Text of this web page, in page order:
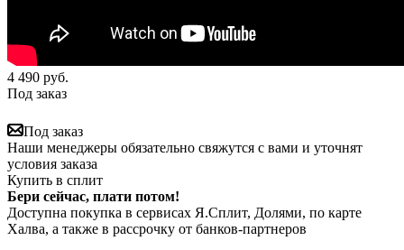
4 490 руб.
Под заказ
Под заказ
Наши менеджеры обязательно свяжутся с вами и уточнят
условия заказа
Купить в сплит
Бери сейчас, плати потом!
Доступна покупка в сервисах Я.Сплит, Долями, по карте
Халва, а также в рассрочку от банков-партнеров